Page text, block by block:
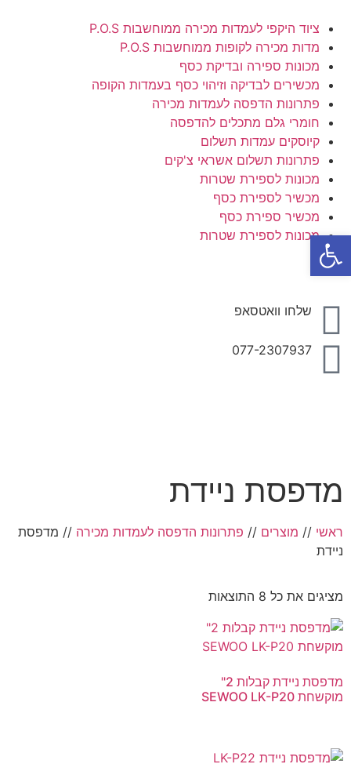
ציוד היקפי לעמדות מכירה ממוחשבות P.O.S
מדות מכירה לקופות ממוחשבות P.O.S
מכונות ספירה ובדיקת כסף
מכשירים לבדיקה וזיהוי כסף בעמדות הקופה
פתרונות הדפסה לעמדות מכירה
חומרי גלם מתכלים להדפסה
קיוסקים עמדות תשלום
פתרונות תשלום אשראי צ'קים
מכונות לספירת שטרות
מכשיר לספירת כסף
מכשיר ספירת כסף
מכונות לספירת שטרות
שלחו וואטסאפ
077-2307937
מדפסת ניידת
ראשי // מוצרים // פתרונות הדפסה לעמדות מכירה // מדפסת
ניידת
מציגים את כל ⁦8⁩ התוצאות
מדפסת ניידת קבלות 2"
מוקשחת SEWOO LK-P20
פתח סרגל נגישות